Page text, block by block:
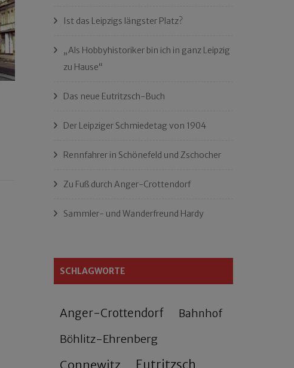
Ist das Leipzigs längster Platz?
„Als Hobbyhistoriker bin ich in ganz Leipzig
zu Hause“
Das neue Eutritzsch-Buch
Der Leipziger Schmiedetag von 1904
Rennfahrer in Schönefeld und Zschocher
Zu Fuß durch Anger-Crottendorf
Sammler- und Wanderfreund Hardy
SCHLAGWORTE
Anger-Crottendorf Bahnhof
Böhlitz-Ehrenberg
Connewitz